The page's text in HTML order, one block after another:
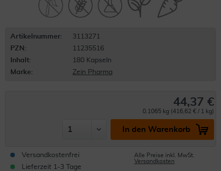
Artikelnummer:
3113271
PZN:
11235516
Inhalt:
180 Kapseln
Marke:
Zein Pharma
44,37 €
0.1065 kg (416,62 € / 1 kg)
In den Warenkorb
Versandkostenfrei
Lieferzeit 1-3 Tage
Alle Preise inkl. MwSt.
Versandkosten